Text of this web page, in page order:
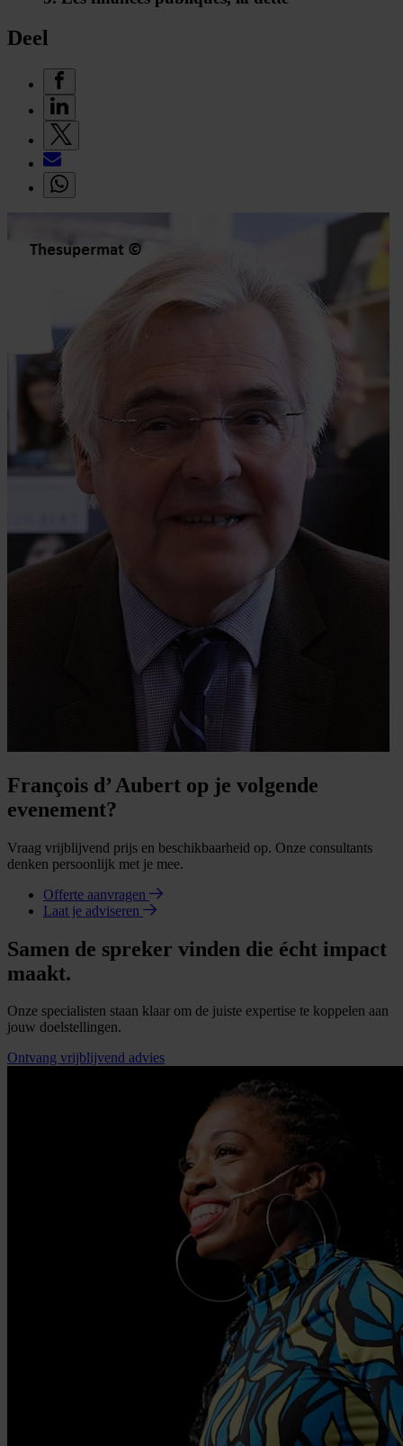
Deel
François d’ Aubert op je volgende
evenement?
Vraag vrijblijvend prijs en beschikbaarheid op. Onze consultants
denken persoonlijk met je mee.
Offerte aanvragen
Laat je adviseren
Samen de spreker vinden die écht impact
maakt.
Onze specialisten staan klaar om de juiste expertise te koppelen aan
jouw doelstellingen.
Ontvang vrijblijvend advies